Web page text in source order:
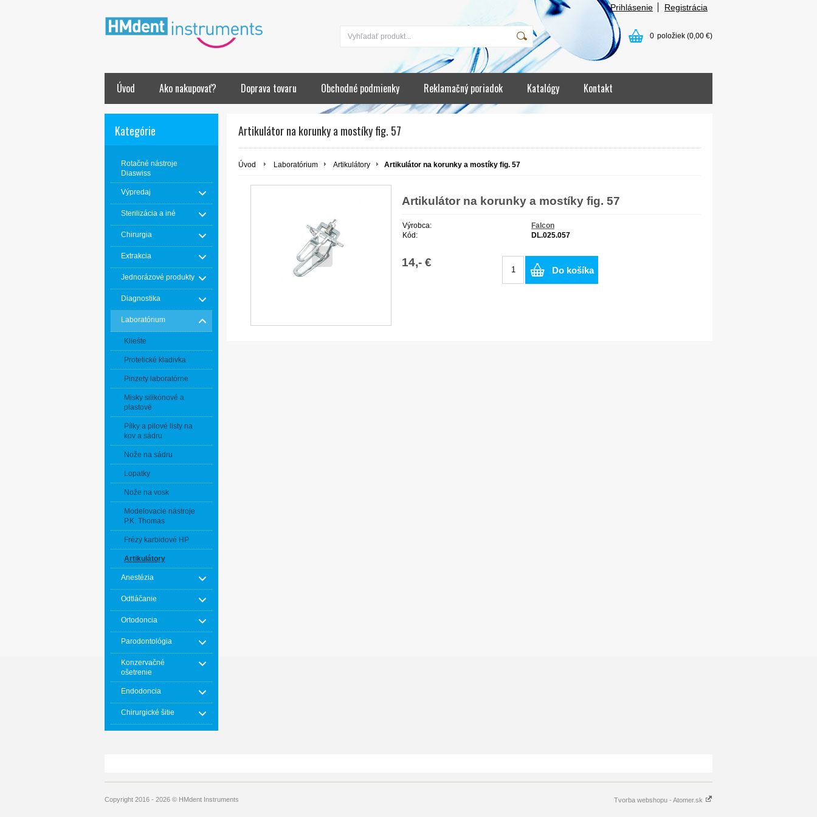
Prihlásenie Registrácia
0 položiek (0,00 €)
Úvod Ako nakupovať? Doprava tovaru Obchodné podmienky Reklamačný poriadok Katalógy Kontakt
Kategórie
Rotačné nástroje
Diaswiss
Výpredaj
Sterilizácia a iné
Chirurgia
Extrakcia
Jednorázové produkty
Diagnostika
Laboratórium
Kliešte
Protetické kladivka
Pinzety laboratórne
Misky silikónové a
plastové
Pílky a pilové listy na
kov a sádru
Nože na sádru
Lopatky
Nože na vosk
Modelovacie nástroje
P.K. Thomas
Frézy karbidové HP
Artikulátory
Anestézia
Odtláčanie
Ortodoncia
Parodontológia
Konzervačné
ošetrenie
Endodoncia
Chirurgické šitie
Artikulátor na korunky a mostíky fig. 57
Úvod Laboratórium Artikulátory Artikulátor na korunky a mostíky fig. 57
Artikulátor na korunky a mostíky fig. 57
Výrobca:
Falcon
Kód:
DL.025.057
14,- €
Do košíka
Copyright 2016 - 2026 © HMdent Instruments Tvorba webshopu - Atomer.sk